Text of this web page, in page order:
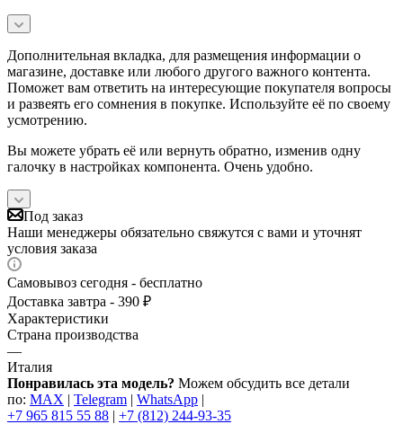
Дополнительная вкладка, для размещения информации о
магазине, доставке или любого другого важного контента.
Поможет вам ответить на интересующие покупателя вопросы
и развеять его сомнения в покупке. Используйте её по своему
усмотрению.
Вы можете убрать её или вернуть обратно, изменив одну
галочку в настройках компонента. Очень удобно.
Под заказ
Наши менеджеры обязательно свяжутся с вами и уточнят
условия заказа
Самовывоз сегодня - бесплатно
Доставка завтра - 390 ₽
Характеристики
Страна производства
—
Италия
Понравилась эта модель? Можем обсудить все детали
по: MAX | Telegram | WhatsApp |
+7 965 815 55 88 | +7 (812) 244-93-35